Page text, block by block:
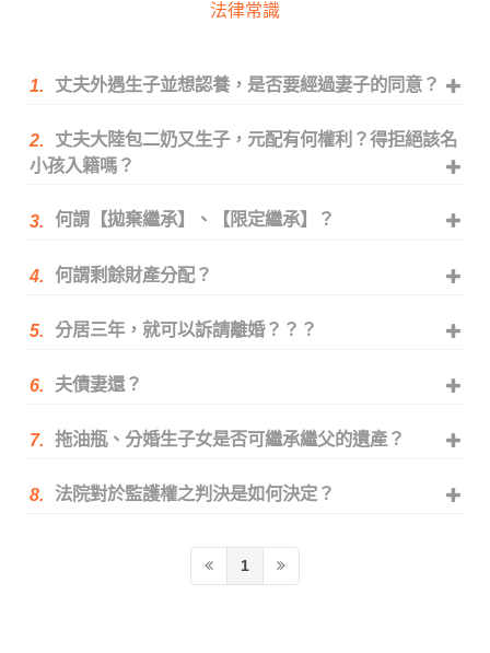
法律常識
1. 丈夫外遇生子並想認養，是否要經過妻子的同意？
2.
丈夫大陸包二奶又生子，元配有何權利？得拒絕該名
小孩入籍嗎？
3. 何謂【拋棄繼承】、【限定繼承】？
4. 何謂剩餘財產分配？
5. 分居三年，就可以訴請離婚？？？
6. 夫債妻還？
7. 拖油瓶、分婚生子女是否可繼承繼父的遺產？
8. 法院對於監護權之判決是如何決定？
1